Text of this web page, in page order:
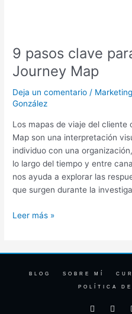
9 pasos clave
Journey Map
Deja un comentario /
González
Los mapas de viaje del cliente
Map son una interpretación
individuo con una
lo largo del tiempo y entre
nos ayuda a explorar las
que surgen durante la
clave
para
un
Customer
Journey
Leer más »
BLOG SOBRE MÍ
POLÍTICA
F
I